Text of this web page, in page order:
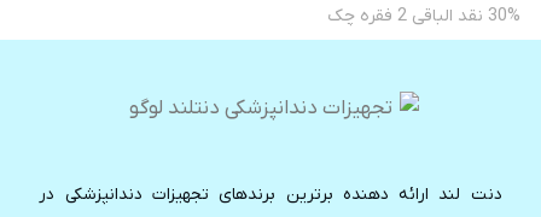
30% نقد الباقی 2 فقره چک
دنت لند ارائه دهنده برترین برندهای تجهیزات دندانپزشکی در